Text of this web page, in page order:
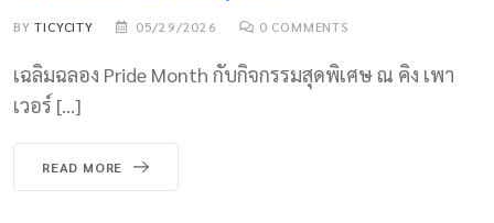
BYTICYCITY 05/29/2026 0 COMMENTS
เฉลิมฉลอง Pride Month กับกิจกรรมสุดพิเศษ ณ คิง เพา
เวอร์ […]
READ MORE